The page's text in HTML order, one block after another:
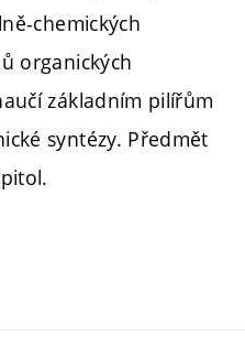
chemických
organických
základním pilířům
syntézy. Předmět